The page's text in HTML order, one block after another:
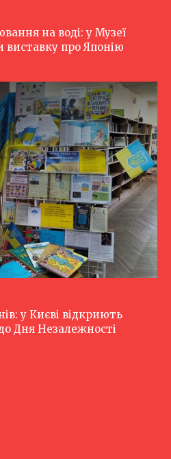
на воді: у Музеї
виставку про Японію
у Києві відкриють
Дня Незалежності